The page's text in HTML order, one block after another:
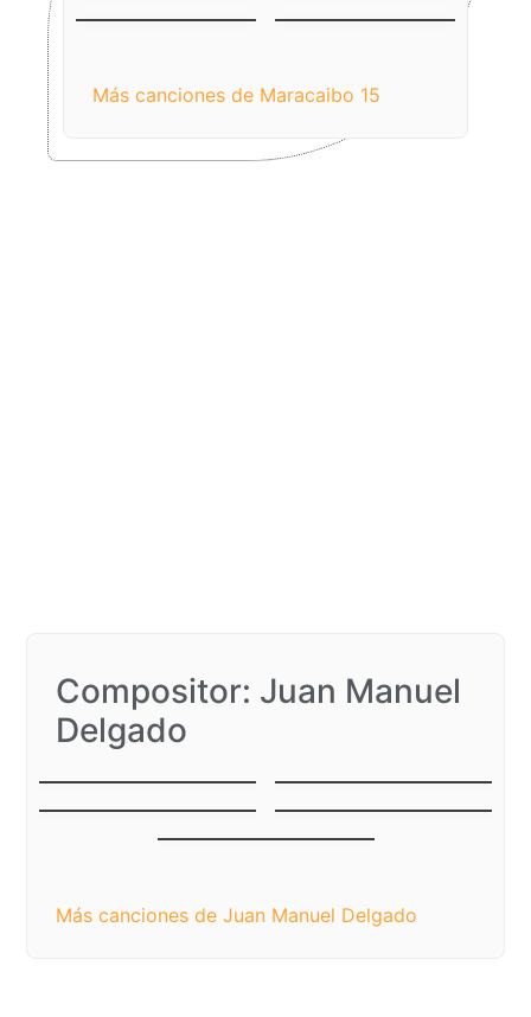
El cañonazo
Son mis deseos
Más canciones de Maracaibo 15
Compositor: Juan Manuel
Delgado
El azulejo
Amigo
El cañonazo
Venga un abrazo
Viejo año
Más canciones de Juan Manuel Delgado